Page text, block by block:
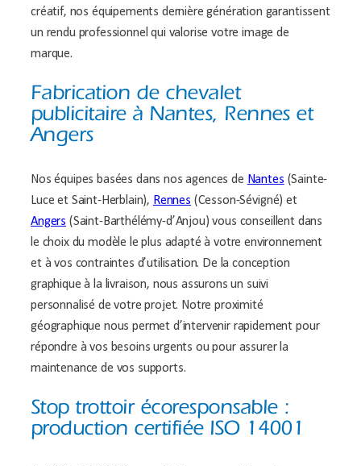
créatif, nos équipements dernière génération garantissent
un rendu professionnel qui valorise votre image de
marque.
Fabrication de chevalet
publicitaire à Nantes, Rennes et
Angers
Nos équipes basées dans nos agences de Nantes (Sainte-
Luce et Saint-Herblain), Rennes (Cesson-Sévigné) et
Angers (Saint-Barthélémy-d’Anjou) vous conseillent dans
le choix du modèle le plus adapté à votre environnement
et à vos contraintes d’utilisation. De la conception
graphique à la livraison, nous assurons un suivi
personnalisé de votre projet. Notre proximité
géographique nous permet d’intervenir rapidement pour
répondre à vos besoins urgents ou pour assurer la
maintenance de vos supports.
Stop trottoir écoresponsable :
production certifiée ISO 14001